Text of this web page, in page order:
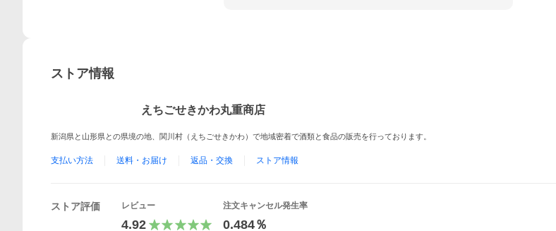
ストア情報
えちごせきかわ丸重商店
新潟県と山形県との県境の地、関川村（えちごせきかわ）で地域密着で酒類と食品の販売を行っております。
支払い方法 送料・お届け 返品・交換 ストア情報
ストア評価 レビュー
4.92
注文キャンセル発生率
0.484％